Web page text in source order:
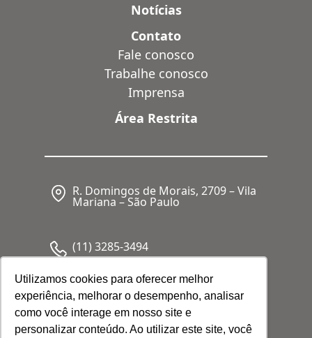
Utilizamos cookies para oferecer melhor
experiência, melhorar o desempenho, analisar
como você interage em nosso site e
personalizar conteúdo. Ao utilizar este site, você
Notícias
Contato
Fale conosco
Trabalhe conosco
Imprensa
Área Restrita
R. Domingos de Morais, 2709 – Vila
Mariana – São Paulo
(11) 3285-3494
CNPJ: 05.341.062/0001-80